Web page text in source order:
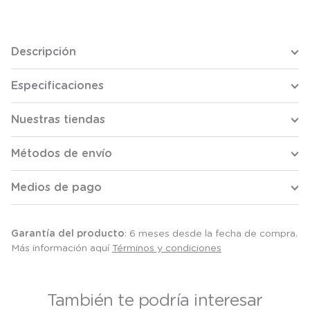
Descripción
Especificaciones
Nuestras tiendas
Métodos de envío
Medios de pago
Garantía del producto: 6 meses desde la fecha de compra.
Más información aquí Términos y condiciones
También te podría interesar